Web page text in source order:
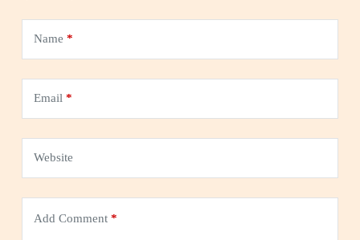
Name *
Email*
Website
Add Comment*